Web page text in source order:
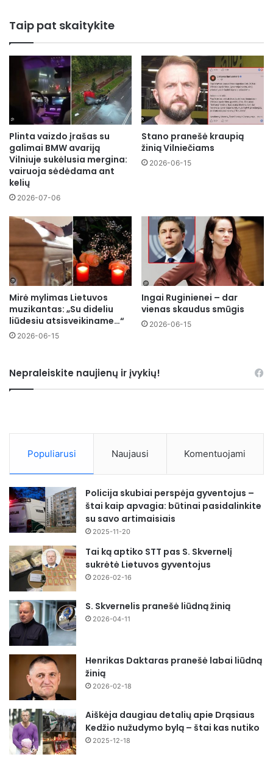
Taip pat skaitykite
Plinta vaizdo įrašas su
galimai BMW avariją
Vilniuje sukėlusia mergina:
vairuoja sėdėdama ant
kelių
2026-07-06
Stano pranešė kraupią
žinią Vilniečiams
2026-06-15
Mirė mylimas Lietuvos
muzikantas: „Su dideliu
liūdesiu atsisveikiname…“
2026-06-15
Ingai Ruginienei – dar
vienas skaudus smūgis
2026-06-15
Nepraleiskite naujienų ir įvykių!
Populiarusi Naujausi Komentuojami
Policija skubiai perspėja gyventojus –
štai kaip apvagia: būtinai pasidalinkite
su savo artimaisiais
2025-11-20
Tai ką aptiko STT pas S. Skvernelį
sukrėtė Lietuvos gyventojus
2026-02-16
S. Skvernelis pranešė liūdną žinią
2026-04-11
Henrikas Daktaras pranešė labai liūdną
žinią
2026-02-18
Aiškėja daugiau detalių apie Drąsiaus
Kedžio nužudymo bylą – štai kas nutiko
2025-12-18